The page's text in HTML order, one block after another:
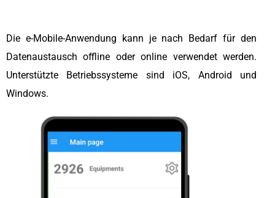
Die e-Mobile-Anwendung kann je nach Bedarf für den
Datenaustausch offline oder online verwendet werden.
Unterstützte Betriebssysteme sind iOS, Android und
Windows.